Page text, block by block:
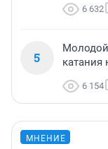
6 632
5
Молодой
катания
6 154
МНЕНИЕ